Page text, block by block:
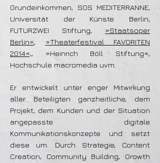
Grundeinkommen, SOS MEDITERRANNE,
Universität der Künste Berlin,
FUTURZWEI Stiftung, »Staatsoper
Berlin«, »Theaterfestival FAVORITEN
2014«,, »Heinrich Böll Stiftung«,
Hochschule macromedia uvm.
Er entwickelt unter enger Mitwirkung
aller Beteiligten ganzheitliche, dem
Projekt, dem Kunden und der Situation
angepasste digitale
Kommunikationskonzepte und setzt
diese um. Durch Strategie, Content
Creation, Community Building, Growth